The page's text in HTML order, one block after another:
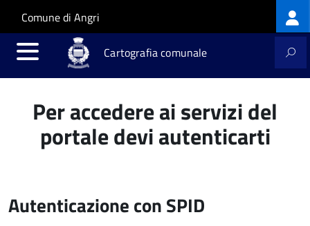
Salta al contenuto principale
Skip to site navigation
Comune di Angri
Cartografia comunale
Per accedere ai servizi del
portale devi autenticarti
Autenticazione con SPID